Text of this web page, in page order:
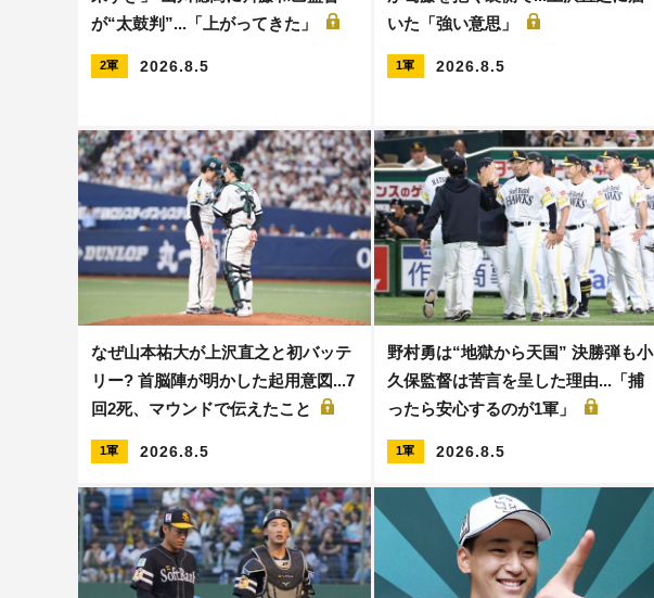
が“太鼓判”...「上がってきた」
2軍 2026.8.5
いた「強い意思」
1軍 2026.8.5
なぜ山本祐大が上沢直之と初バッテ
リー? 首脳陣が明かした起用意図...7
回2死、マウンドで伝えたこと
1軍 2026.8.5
野村勇は“地獄から天国” 決勝弾も小
久保監督は苦言を呈した理由...「捕
ったら安心するのが1軍」
1軍 2026.8.5